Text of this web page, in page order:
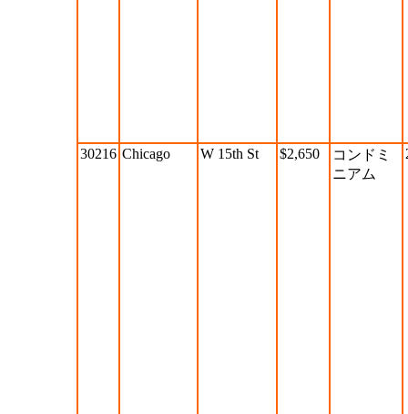
30216 Chicago W 15th St $2,650
コンドミ
ニアム